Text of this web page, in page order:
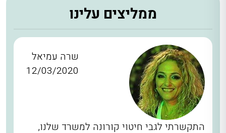
ממליצים עלינו
שרה עמיאל
12/03/2020
התקשרתי לגבי חיטוי קורונה למשרד שלנו,